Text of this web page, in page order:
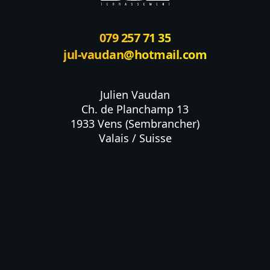
079 257 71 35
jul-vaudan@hotmail.com
Julien Vaudan
Ch. de Planchamp 13
1933 Vens (Sembrancher)
Valais / Suisse